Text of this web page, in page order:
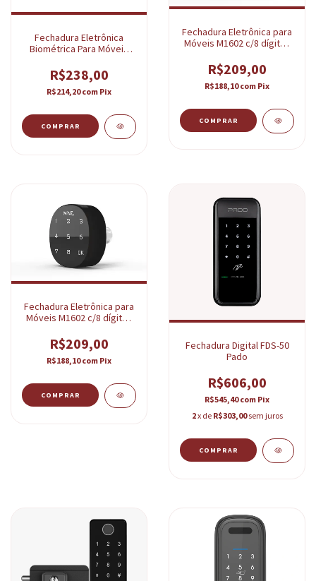
Fechadura Eletrônica
Biométrica Para Móveis
R$238,00
R$214,20com Pix
Fechadura Eletrônica para
Móveis M1602 c/8 dígitos
R$209,00
R$188,10com Pix
Fechadura Eletrônica para
Móveis M1602 c/8 dígitos
R$209,00
R$188,10com Pix
Fechadura Digital FDS-50
Pado
R$606,00
R$545,40com Pix
2x de R$303,00 sem juros